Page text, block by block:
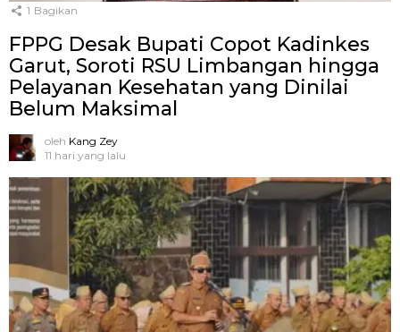
1 Bagikan
FPPG Desak Bupati Copot Kadinkes
Garut, Soroti RSU Limbangan hingga
Pelayanan Kesehatan yang Dinilai
Belum Maksimal
oleh Kang Zey
11 hari yang lalu